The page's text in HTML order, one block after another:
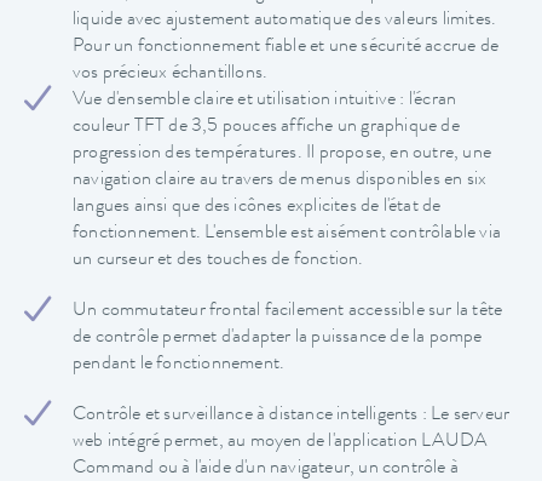
liquide avec ajustement automatique des valeurs limites.
Pour un fonctionnement fiable et une sécurité accrue de
vos précieux échantillons.
Vue d'ensemble claire et utilisation intuitive : l'écran
couleur TFT de 3,5 pouces affiche un graphique de
progression des températures. Il propose, en outre, une
navigation claire au travers de menus disponibles en six
langues ainsi que des icônes explicites de l'état de
fonctionnement. L'ensemble est aisément contrôlable via
un curseur et des touches de fonction.
Un commutateur frontal facilement accessible sur la tête
de contrôle permet d'adapter la puissance de la pompe
pendant le fonctionnement.
Contrôle et surveillance à distance intelligents : Le serveur
web intégré permet, au moyen de l'application LAUDA
Command ou à l'aide d'un navigateur, un contrôle à